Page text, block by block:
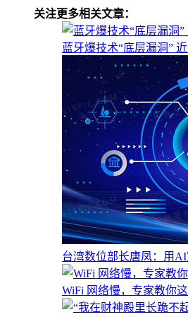
关注更多相关文章：
蓝牙爆技术“底层漏洞”
台湾数位部长唐凤：用
WiFi 网络慢，专家教你